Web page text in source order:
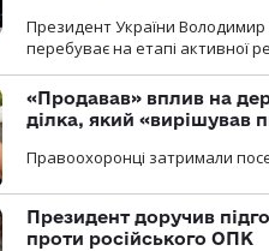
Президент України Володимир
перебуває на етапі активної
«Продавав» вплив на
ділка, який «вирішував
Правоохоронці затримали
Президент доручив
проти російського ОПК